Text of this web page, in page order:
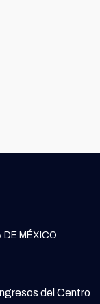
DE MÉXICO
del Centro